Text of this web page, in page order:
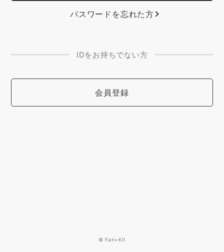
パスワードを忘れた方
IDをお持ちでない方
会員登録
© Fan+Kit